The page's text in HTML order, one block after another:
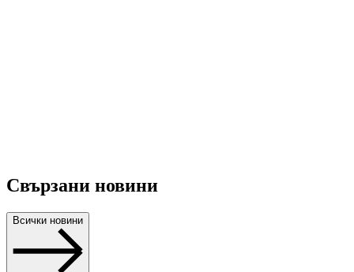
Свързани новини
Всички новини